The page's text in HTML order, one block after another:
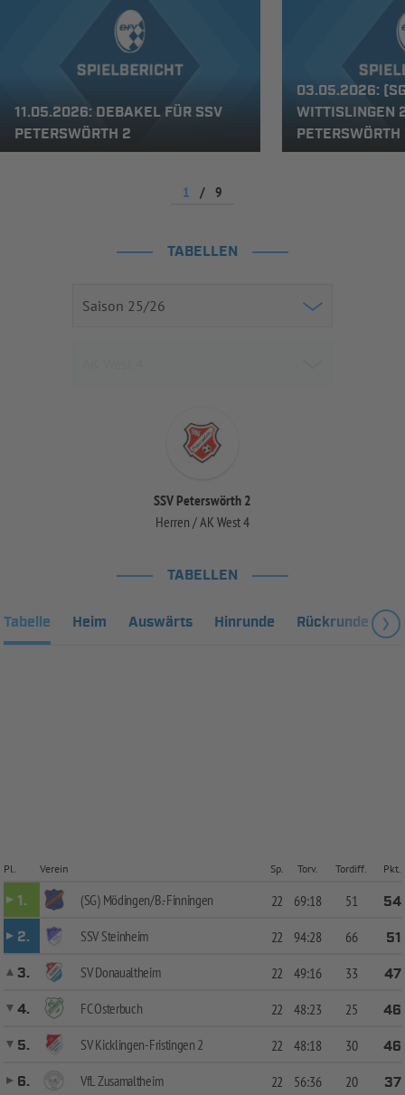
11.05.2026: DEBAKEL FÜR SSV
PETERSWÖRTH 2
03.05.2026:
WITTISLINGEN
1 / 9
TABELLEN
SSV Peterswörth 2
Herren / AK West 4
TABELLEN
Tabelle Heim Auswärts Hinrunde Rückrunde
Pl. Verein Sp. Torv. Tordiff. Pkt.
1. (SG) Mödingen/B.-Finningen 22 69:18 51
54
2.
SSV Steinheim 22 94:28 66
51
3.
SV Donaualtheim 22 49:16 33
47
4.
FC Osterbuch 22 48:23 25
46
5.
SV Kicklingen-Fristingen 2 22 48:18 30
46
6.
VfL Zusamaltheim 22 56:36 20
37